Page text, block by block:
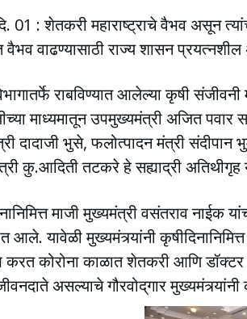
01 : शेतकरी महाराष्ट्राचे वैभव असून
वैभव वाढण्यासाठी राज्य शासन
राबविण्यात आलेल्या कृषी
माध्यमातून उपमुख्यमंत्री अजित पवार
दादाजी भुसे, फलोत्पादन मंत्री संदीपान
कु.आदिती तटकरे हे सह्याद्री
माजी मुख्यमंत्री वसंतराव नाईक
आले. यावेळी मुख्यमंत्र्यांनी
कोरोना काळात शेतकरी आणि डॉक्टर
असल्याचे गौरवोद्‌गार